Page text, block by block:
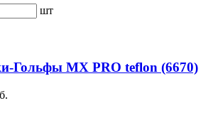
шт
Гольфы MX PRO teflon (6670)